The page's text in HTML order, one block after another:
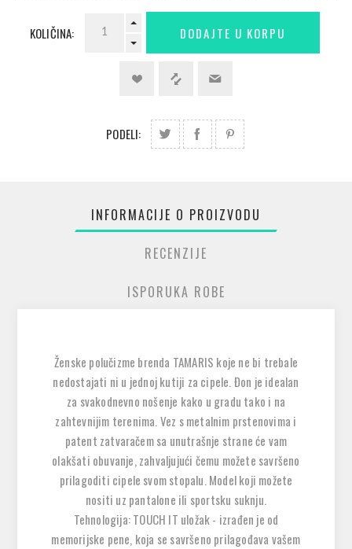
KOLIČINA:
PODELI:
INFORMACIJE O PROIZVODU
RECENZIJE
ISPORUKA ROBE
Ženske polučizme brenda TAMARIS koje ne bi trebale
nedostajati ni u jednoj kutiji za cipele. Đon je idealan
za svakodnevno nošenje kako u gradu tako i na
zahtevnijim terenima. Vez s metalnim prstenovima i
patent zatvaračem sa unutrašnje strane će vam
olakšati obuvanje, zahvaljujući čemu možete savršeno
prilagoditi cipele svom stopalu. Model koji možete
nositi uz pantalone ili sportsku suknju.
Tehnologija: TOUCH IT uložak - izrađen je od
memorijske pene, koja se savršeno prilagođava vašem